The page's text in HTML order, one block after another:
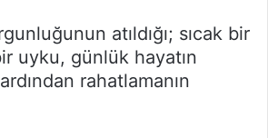
atıldığı; sıcak bir
uyku, günlük hayatın
rahatlamanın